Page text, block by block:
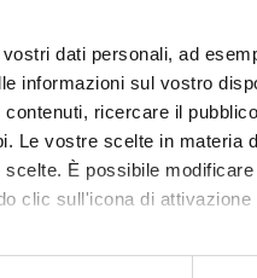
dati personali, ad
informazioni sul vostro
ricercare il
Le vostre scelte in materia
È possibile
clic sull'icona di attivazione